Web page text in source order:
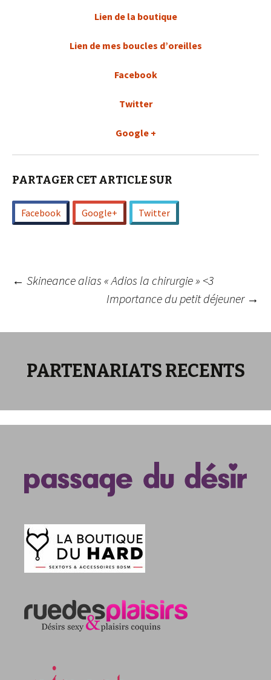
Lien de la boutique
Lien de mes boucles d’oreilles
Facebook
Twitter
Google +
PARTAGER CET ARTICLE SUR
Facebook Google+ Twitter
Navigation
des
articles
← Skineance alias « Adios la chirurgie » <3
Importance du petit déjeuner →
PARTENARIATS RECENTS